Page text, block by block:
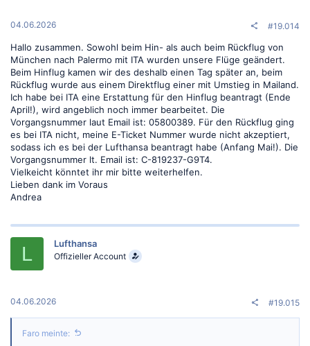
:
04.06.2026 #19.014
Hallo zusammen. Sowohl beim Hin- als auch beim Rückflug von
München nach Palermo mit ITA wurden unsere Flüge geändert.
Beim Hinflug kamen wir des deshalb einen Tag später an, beim
Rückflug wurde aus einem Direktflug einer mit Umstieg in Mailand.
Ich habe bei ITA eine Erstattung für den Hinflug beantragt (Ende
April!), wird angeblich noch immer bearbeitet. Die
Vorgangsnummer laut Email ist: 05800389. Für den Rückflug ging
es bei ITA nicht, meine E-Ticket Nummer wurde nicht akzeptiert,
sodass ich es bei der Lufthansa beantragt habe (Anfang Mai!). Die
Vorgangsnummer lt. Email ist: C-819237-G9T4.
Vielkeicht könntet ihr mir bitte weiterhelfen.
Lieben dank im Voraus
Andrea
L Lufthansa
Offizieller Account
04.06.2026 #19.015
Faro meinte: